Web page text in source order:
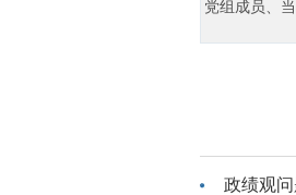
党组成员、
政绩观